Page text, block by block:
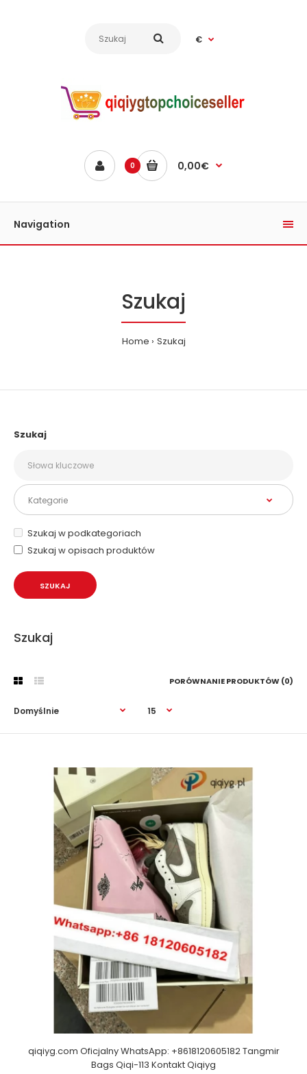
€
0 0,00€
Navigation
Szukaj
Home Szukaj
Szukaj
Szukaj w podkategoriach
Szukaj w opisach produktów
Szukaj
PORÓWNANIE PRODUKTÓW (0)
qiqiyg.com Oficjalny WhatsApp: +8618120605182 Tangmir
Bags Qiqi-113 Kontakt Qiqiyg